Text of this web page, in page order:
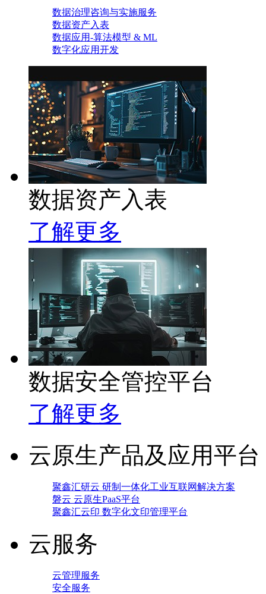
数据治理咨询与实施服务
数据资产入表
数据应用-算法模型 & ML
数字化应用开发
数据资产入表
了解更多
数据安全管控平台
了解更多
云原生产品及应用平台
聚鑫汇研云 研制一体化工业互联网解决方案
磐云 云原生PaaS平台
聚鑫汇云印 数字化文印管理平台
云服务
云管理服务
安全服务